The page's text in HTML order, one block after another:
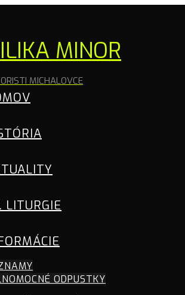
MINOR
MICHALOVCE
LITURGIE
ODPUSTKY